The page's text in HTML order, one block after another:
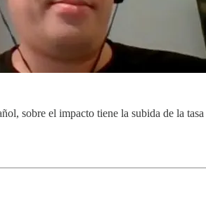
sobre el impacto tiene la subida de la